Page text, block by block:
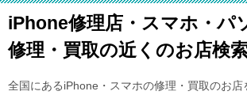
iPhone修理店・スマホ・パ
修理・買取の近くのお店検
全国にあるiPhone・スマホの修理・買取のお店